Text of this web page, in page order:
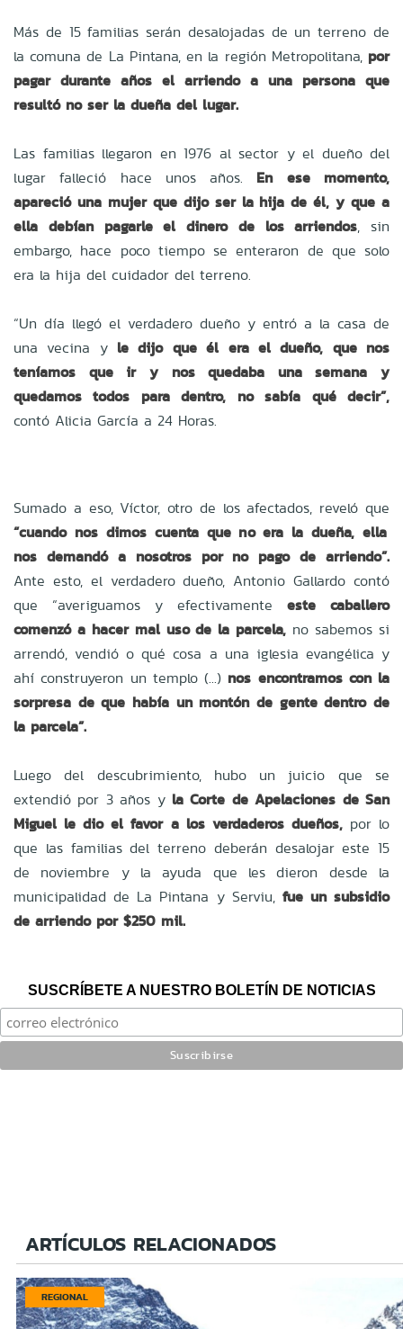
Más de 15 familias serán desalojadas de un terreno de
la comuna de La Pintana, en la región Metropolitana, por
pagar durante años el arriendo a una persona que
resultó no ser la dueña del lugar.
Las familias llegaron en 1976 al sector y el dueño del
lugar falleció hace unos años. En ese momento,
apareció una mujer que dijo ser la hija de él, y que a
ella debían pagarle el dinero de los arriendos, sin
embargo, hace poco tiempo se enteraron de que solo
era la hija del cuidador del terreno.
“Un día llegó el verdadero dueño y entró a la casa de
una vecina y le dijo que él era el dueño, que nos
teníamos que ir y nos quedaba una semana y
quedamos todos para dentro, no sabía qué decir”,
contó Alicia García a 24 Horas.
Sumado a eso, Víctor, otro de los afectados, reveló que
“cuando nos dimos cuenta que no era la dueña, ella
nos demandó a nosotros por no pago de arriendo”.
Ante esto, el verdadero dueño, Antonio Gallardo contó
que “averiguamos y efectivamente este caballero
comenzó a hacer mal uso de la parcela, no sabemos si
arrendó, vendió o qué cosa a una iglesia evangélica y
ahí construyeron un templo (...) nos encontramos con la
sorpresa de que había un montón de gente dentro de
la parcela”.
Luego del descubrimiento, hubo un juicio que se
extendió por 3 años yla Corte de Apelaciones de San
Miguel le dio el favor a los verdaderos dueños,por lo
que las familias del terreno deberán desalojar este 15
de noviembre y la ayuda que les dieron desde la
municipalidad de La Pintana y Serviu,fue un subsidio
de arriendo por $250 mil.
SUSCRÍBETE A NUESTRO BOLETÍN DE NOTICIAS
ARTÍCULOS RELACIONADOS
REGIONAL